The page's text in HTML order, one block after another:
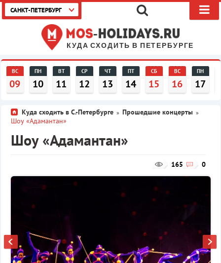
КУДА СХОДИТЬ В ПЕТЕРБУРГЕ
САНКТ-ПЕТЕРБУРГ
ВС
09
ПН
10
ВТ
11
СР
12
ЧТ
13
ПТ
14
СБ
15
ВС
16
ПН
17
Куда сходить в С.-Петербурге » Прошедшие концерты »
Шоу «Адамантан»
Шоу «Адамантан»
0
165